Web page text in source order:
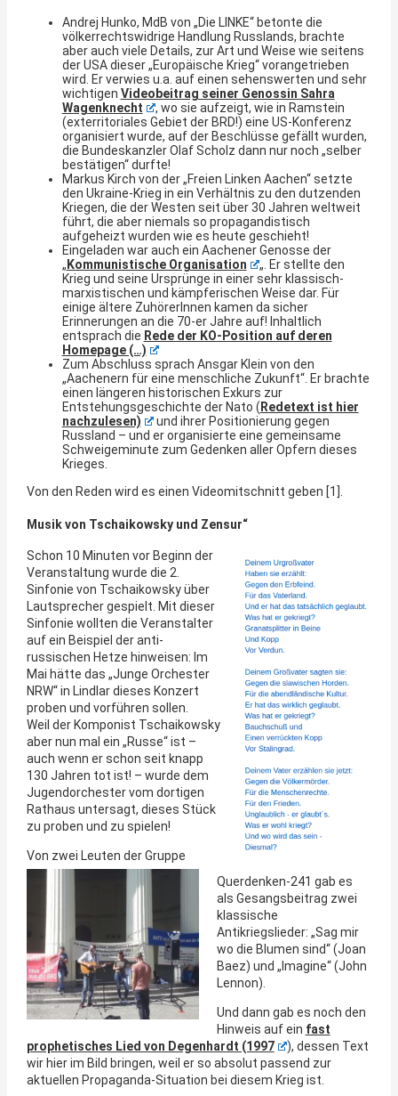
Andrej Hunko, MdB von „Die LINKE“ betonte die
völkerrechtswidrige Handlung Russlands, brachte
aber auch viele Details, zur Art und Weise wie seitens
der USA dieser „Europäische Krieg“ vorangetrieben
wird. Er verwies u.a. auf einen sehenswerten und sehr
wichtigen Videobeitrag seiner Genossin Sahra
Wagenknecht
, wo sie aufzeigt, wie in Ramstein
(exterritoriales Gebiet der BRD!) eine US-Konferenz
organisiert wurde, auf der Beschlüsse gefällt wurden,
die Bundeskanzler Olaf Scholz dann nur noch „selber
bestätigen“ durfte!
Markus Kirch von der „Freien Linken Aachen“ setzte
den Ukraine-Krieg in ein Verhältnis zu den dutzenden
Kriegen, die der Westen seit über 30 Jahren weltweit
führt, die aber niemals so propagandistisch
aufgeheizt wurden wie es heute geschieht!
Eingeladen war auch ein Aachener Genosse der
„ Kommunistische Organisation
„. Er stellte den
Krieg und seine Ursprünge in einer sehr klassisch-
marxistischen und kämpferischen Weise dar. Für
einige ältere ZuhörerInnen kamen da sicher
Erinnerungen an die 70-er Jahre auf! Inhaltlich
entsprach die Rede der KO-Position auf deren
Homepage (…)
Zum Abschluss sprach Ansgar Klein von den
„Aachenern für eine menschliche Zukunft“. Er brachte
einen längeren historischen Exkurs zur
Entstehungsgeschichte der Nato ( Redetext ist hier
nachzulesen)
und ihrer Positionierung gegen
Russland – und er organisierte eine gemeinsame
Schweigeminute zum Gedenken aller Opfern dieses
Krieges.
Von den Reden wird es einen Videomitschnitt geben [1].
Musik von Tschaikowsky und Zensur“
Schon 10 Minuten vor Beginn der
Veranstaltung wurde die 2.
Sinfonie von Tschaikowsky über
Lautsprecher gespielt. Mit dieser
Sinfonie wollten die Veranstalter
auf ein Beispiel der anti-
russischen Hetze hinweisen: Im
Mai hätte das „Junge Orchester
NRW“ in Lindlar dieses Konzert
proben und vorführen sollen.
Weil der Komponist Tschaikowsky
aber nun mal ein „Russe“ ist –
auch wenn er schon seit knapp
130 Jahren tot ist! – wurde dem
Jugendorchester vom dortigen
Rathaus untersagt, dieses Stück
zu proben und zu spielen!
Von zwei Leuten der Gruppe
Querdenken-241 gab es
als Gesangsbeitrag zwei
klassische
Antikriegslieder: „Sag mir
wo die Blumen sind“ (Joan
Baez) und „Imagine“ (John
Lennon).
Und dann gab es noch den
Hinweis auf ein fast
prophetisches Lied von Degenhardt (1997
), dessen Text
wir hier im Bild bringen, weil er so absolut passend zur
aktuellen Propaganda-Situation bei diesem Krieg ist.